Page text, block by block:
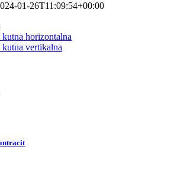
01-26T11:09:54+00:00
horizontalna
vertikalna